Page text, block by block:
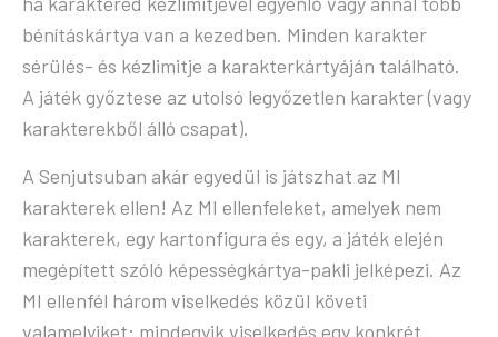
bénításkártya van a kezedben. Minden karakter
sérülés- és kézlimitje a karakterkártyáján található.
A játék győztese az utolsó legyőzetlen karakter (vagy
karakterekből álló csapat).
A Senjutsuban akár egyedül is játszhat az MI
karakterek ellen! Az MI ellenfeleket, amelyek nem
karakterek, egy kartonfigura és egy, a játék elején
megépített szóló képességkártya-pakli jelképezi. Az
MI ellenfél három viselkedés közül követi
valamelyiket: mindegyik viselkedés egy konkrét